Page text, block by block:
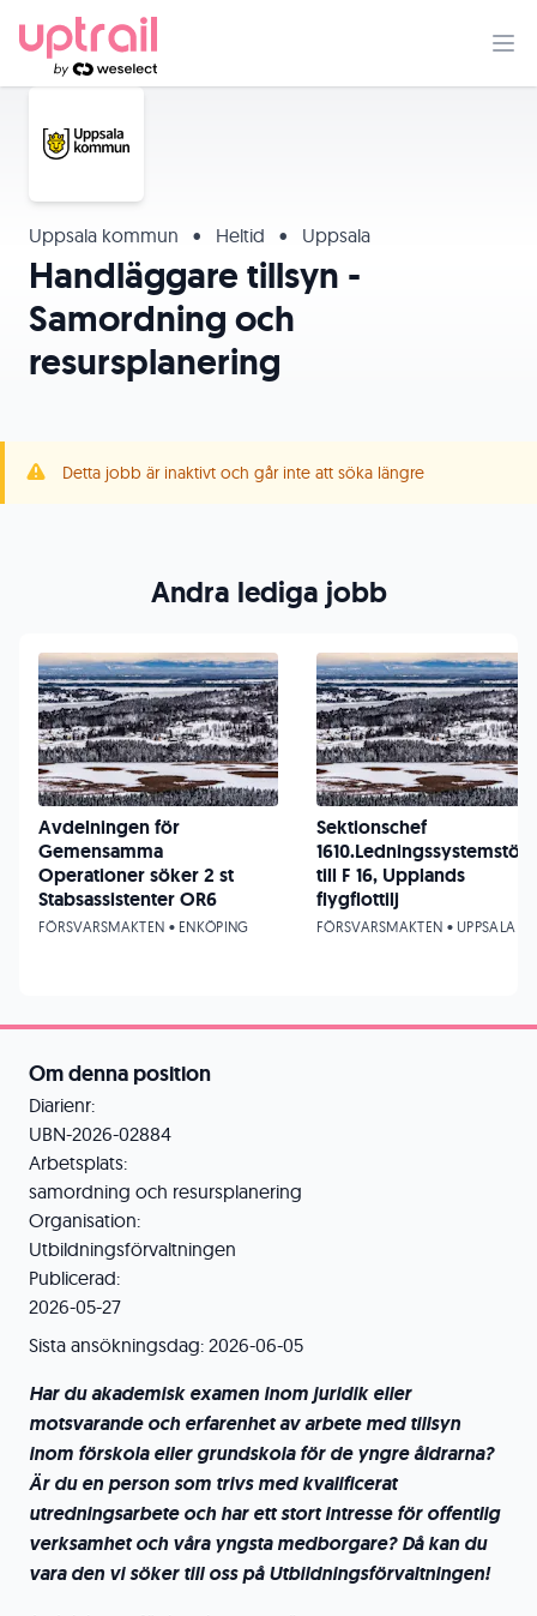
Uppsala kommun • Heltid • Uppsala
Handläggare tillsyn -
Samordning och
resursplanering
Detta jobb är inaktivt och går inte att söka längre
Om denna position
Diarienr:
UBN-2026-02884
Arbetsplats:
samordning och resursplanering
Organisation:
Utbildningsförvaltningen
Publicerad:
2026-05-27
Sista ansökningsdag: 2026-06-05
Har du akademisk examen inom juridik eller
motsvarande och erfarenhet av arbete med tillsyn
inom förskola eller grundskola för de yngre åldrarna?
Är du en person som trivs medkvalificerat
utredningsarbete och har ett stort intresse för offentlig
verksamhet och våra yngsta medborgare? Då kan du
vara den vi söker till oss påUtbildningsförvaltningen!
Andra lediga jobb
Avdelningen för
Gemensamma
Operationer söker 2 st
Stabsassistenter OR6
FÖRSVARSMAKTEN • ENKÖPING
Sektionschef
till F 16, Upplands
flygflottilj
FÖRSVARSMAKTEN • UPPSALA